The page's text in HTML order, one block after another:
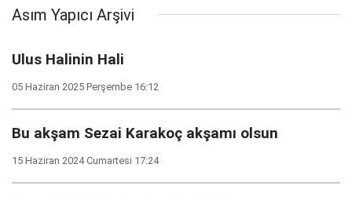
Asım Yapıcı Arşivi
Ulus Halinin Hali
05 Haziran 2025 Perşembe 16:12
Bu akşam Sezai Karakoç akşamı olsun
15 Haziran 2024 Cumartesi 17:24